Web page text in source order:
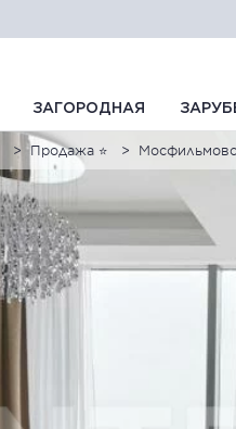
ЗАГОРОДНАЯ
Продажа ⭐